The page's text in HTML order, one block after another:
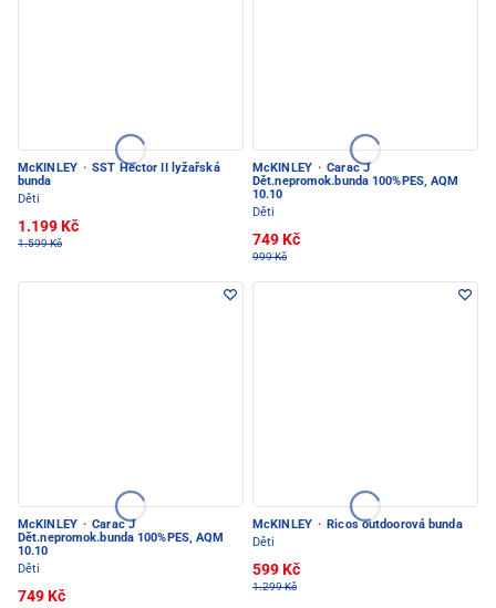
McKINLEY · SST Hector II lyžařská
bunda
Děti
1.199 Kč
1.599 Kč
McKINLEY · Carac J
Dět.nepromok.bunda 100%PES, AQM
10.10
Děti
749 Kč
999 Kč
McKINLEY · Carac J
Dět.nepromok.bunda 100%PES, AQM
10.10
Děti
749 Kč
McKINLEY · Ricos outdoorová bunda
Děti
599 Kč
1.299 Kč